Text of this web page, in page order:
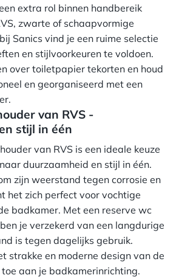
extra rol binnen handbereik
zwarte of schaapvormige
Sanics vind je een ruime selectie
en stijlvoorkeuren te voldoen.
over toiletpapier tekorten en houd
en georganiseerd met een
van RVS -
stijl in één
van RVS is een ideale keuze
duurzaamheid en stijl in één.
zijn weerstand tegen corrosie en
het zich perfect voor vochtige
badkamer. Met een reserve wc
je verzekerd van een langdurige
is tegen dagelijks gebruik.
strakke en moderne design van de
toe aan je badkamerinrichting.